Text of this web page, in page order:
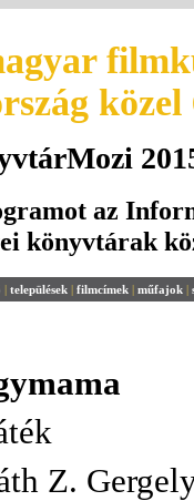
az
könyvtárak
| települések | filmcímek | műfajok |
Z.